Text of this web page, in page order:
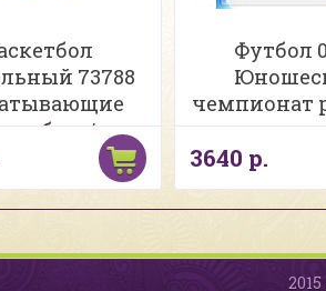
73788
в/к
Футбол
чемпионат
3640 р.